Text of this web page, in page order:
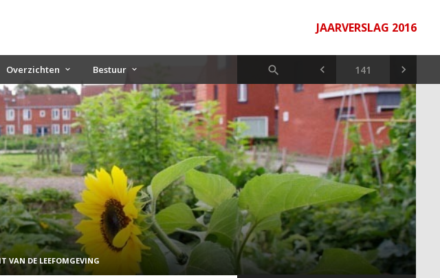
JAARVERSLAG 2016
Overzichten Bestuur
VAN DE LEEFOMGEVING